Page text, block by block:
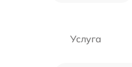
Услуга